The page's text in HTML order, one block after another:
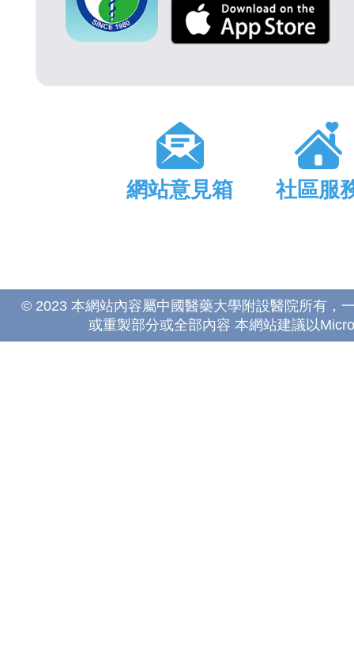
網站意見箱 社區服
© 2023 本網站內容屬中國醫藥大學附設醫院所有，
或重製部分或全部內容 本網站建議以